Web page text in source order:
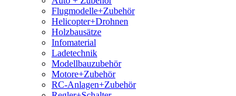
Flugmodelle+Zubehör
Helicopter+Drohnen
Holzbausätze
Infomaterial
Ladetechnik
Modellbauzubehör
Motore+Zubehör
RC-Anlagen+Zubehör